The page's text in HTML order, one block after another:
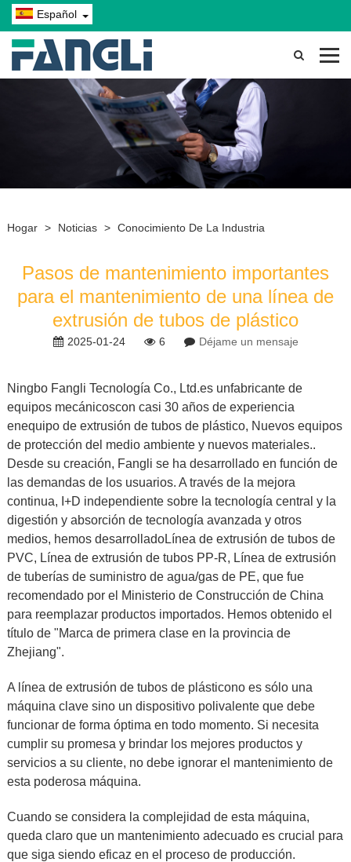
Español
Hogar > Noticias > Conocimiento De La Industria
Pasos de mantenimiento importantes
para el mantenimiento de una línea de
extrusión de tubos de plástico
2025-01-24 6 Déjame un mensaje
Ningbo Fangli Tecnología Co., Ltd.es unfabricante de
equipos mecánicoscon casi 30 años de experiencia
enequipo de extrusión de tubos de plástico, Nuevos equipos
de protección del medio ambiente y nuevos materiales..
Desde su creación, Fangli se ha desarrollado en función de
las demandas de los usuarios. A través de la mejora
continua, I+D independiente sobre la tecnología central y la
digestión y absorción de tecnología avanzada y otros
medios, hemos desarrolladoLínea de extrusión de tubos de
PVC, Línea de extrusión de tubos PP-R, Línea de extrusión
de tuberías de suministro de agua/gas de PE, que fue
recomendado por el Ministerio de Construcción de China
para reemplazar productos importados. Hemos obtenido el
título de "Marca de primera clase en la provincia de
Zhejiang".
A línea de extrusión de tubos de plásticono es sólo una
máquina clave sino un dispositivo polivalente que debe
funcionar de forma óptima en todo momento. Si necesita
cumplir su promesa y brindar los mejores productos y
servicios a su cliente, no debe ignorar el mantenimiento de
esta poderosa máquina.
Cuando se considera la complejidad de esta máquina,
queda claro que un mantenimiento adecuado es crucial para
que siga siendo eficaz en el proceso de producción.